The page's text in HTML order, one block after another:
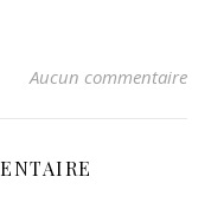
Aucun commentaire